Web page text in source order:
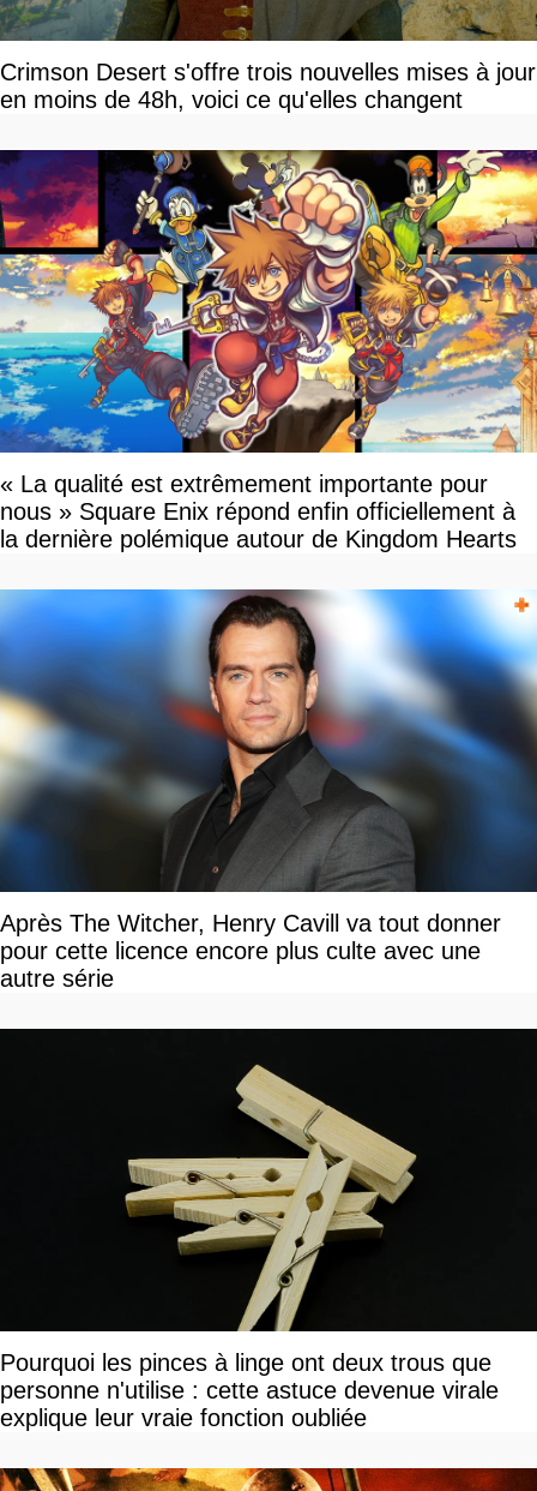
Crimson Desert s'offre trois nouvelles mises à jour
en moins de 48h, voici ce qu'elles changent
« La qualité est extrêmement importante pour
nous » Square Enix répond enfin officiellement à
la dernière polémique autour de Kingdom Hearts
Après The Witcher, Henry Cavill va tout donner
pour cette licence encore plus culte avec une
autre série
Pourquoi les pinces à linge ont deux trous que
personne n'utilise : cette astuce devenue virale
explique leur vraie fonction oubliée